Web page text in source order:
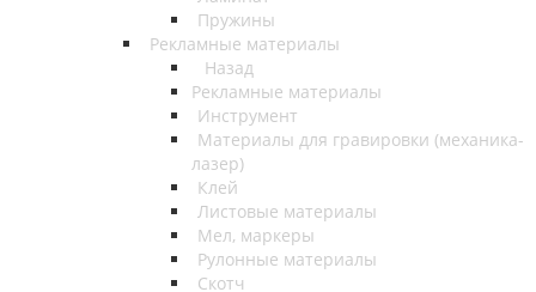
Пружины
Рекламные материалы
Назад
Рекламные материалы
Инструмент
Материалы для гравировки (механика-
лазер)
Клей
Листовые материалы
Мел, маркеры
Рулонные материалы
Скотч